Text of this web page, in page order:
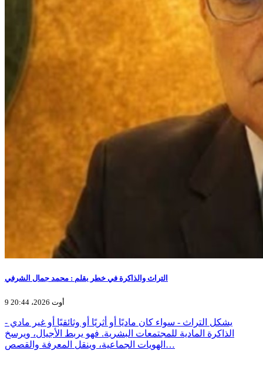
التراث والذاكرة في خطر بقلم : محمد جمال الشرفي
9 أوت 2026، 20:44
يشكل التراث - سواء كان ماديًا أو أثريًا أو وثائقيًا أو غير مادي -
الذاكرة المادية للمجتمعات البشرية. فهو يربط الأجيال، ويرسخ
الهويات الجماعية، وينقل المعرفة والقصص…